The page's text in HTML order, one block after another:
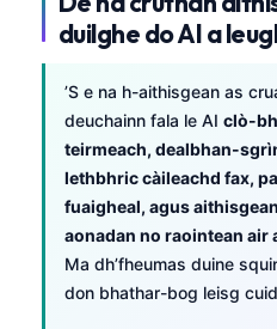
duilghe do AI a
’S e na h-aithisgean as
deuchainn fala le AI clò-
teirmeach, dealbhan-
lethbhric càileachd fax,
fuaigheal, agus
aonadan no raointean air
Ma dh’fheumas duine
don bhathar-bog leisg
Magyar
Shqip
বাংলা
اردو
తెలుగు
ગુજરાતી